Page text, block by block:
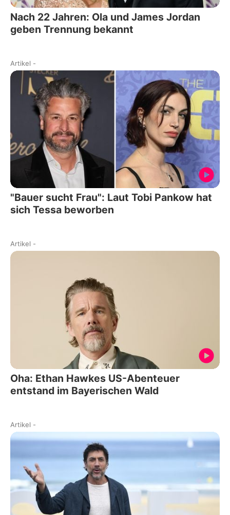
Nach 22 Jahren: Ola und James Jordan
geben Trennung bekannt
Artikel -
"Bauer sucht Frau": Laut Tobi Pankow hat
sich Tessa beworben
Artikel -
Oha: Ethan Hawkes US-Abenteuer
entstand im Bayerischen Wald
Artikel -